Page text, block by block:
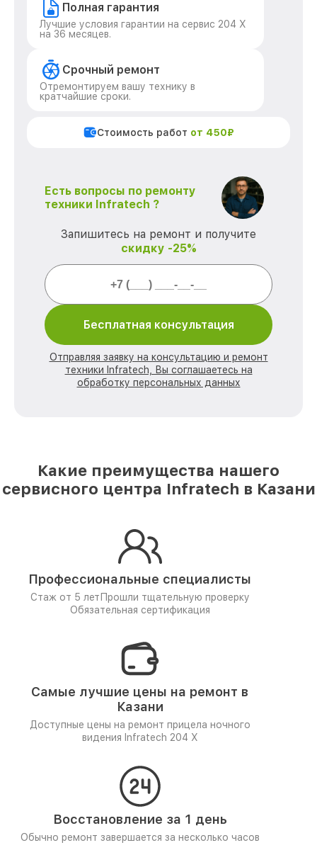
Полная гарантия
Лучшие условия гарантии на сервис 204 Х
на 36 месяцев.
Срочный ремонт
Отремонтируем вашу технику в
кратчайшие сроки.
Стоимость работ от 450₽
Есть вопросы по ремонту
техники Infratech ?
Запишитесь на ремонт и получите
скидку -25%
Бесплатная консультация
Отправляя заявку на консультацию и ремонт
техники Infratech, Вы соглашаетесь на
обработку персональных данных
Какие преимущества нашего
сервисного центра Infratech в Казани
Профессиональные специалисты
Стаж от 5 лет Прошли тщательную проверку
Обязательная сертификация
Самые лучшие цены на ремонт в
Казани
Доступные цены на ремонт прицела ночного
видения Infratech 204 Х
Восстановление за 1 день
Обычно ремонт завершается за несколько часов